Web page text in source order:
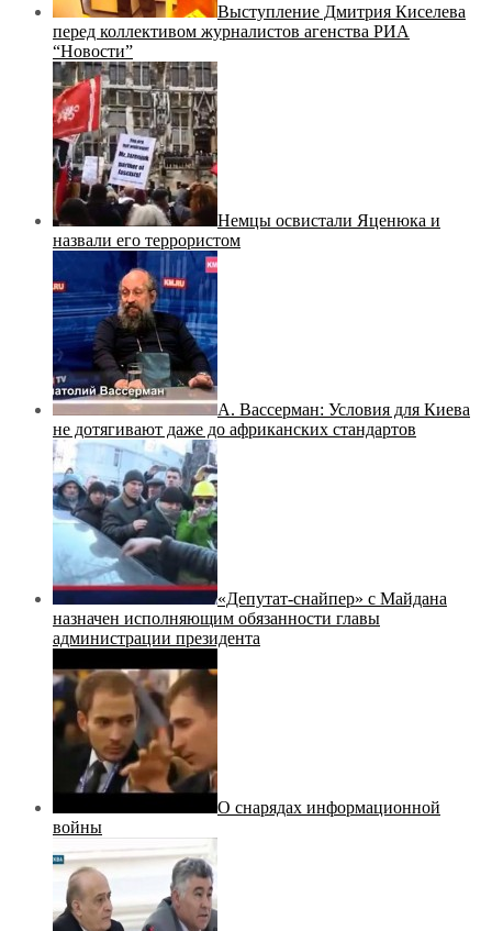
Выступление Дмитрия Киселева
перед коллективом журналистов агенства РИА
“Новости”
Немцы освистали Яценюка и
назвали его террористом
А. Вассерман: Условия для Киева
не дотягивают даже до африканских стандартов
«Депутат-снайпер» с Майдана
назначен исполняющим обязанности главы
администрации президента
О снарядах информационной
войны